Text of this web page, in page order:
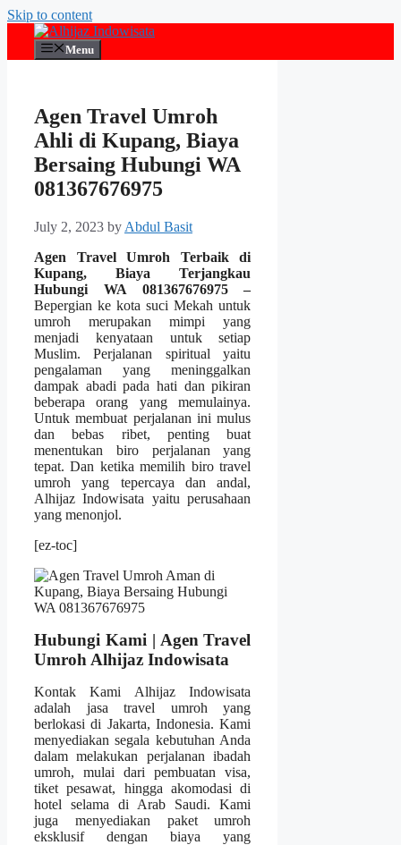
Skip to content
Menu
Agen Travel Umroh
Ahli di Kupang, Biaya
Bersaing Hubungi WA
081367676975
July 2, 2023 by Abdul Basit
Agen Travel Umroh Terbaik di
Kupang, Biaya Terjangkau
Hubungi WA 081367676975 –
Bepergian ke kota suci Mekah untuk
umroh merupakan mimpi yang
menjadi kenyataan untuk setiap
Muslim. Perjalanan spiritual yaitu
pengalaman yang meninggalkan
dampak abadi pada hati dan pikiran
beberapa orang yang memulainya.
Untuk membuat perjalanan ini mulus
dan bebas ribet, penting buat
menentukan biro perjalanan yang
tepat. Dan ketika memilih biro travel
umroh yang tepercaya dan andal,
Alhijaz Indowisata yaitu perusahaan
yang menonjol.
[ez-toc]
Hubungi Kami | Agen Travel
Umroh Alhijaz Indowisata
Kontak Kami Alhijaz Indowisata
adalah jasa travel umroh yang
berlokasi di Jakarta, Indonesia. Kami
menyediakan segala kebutuhan Anda
dalam melakukan perjalanan ibadah
umroh, mulai dari pembuatan visa,
tiket pesawat, hingga akomodasi di
hotel selama di Arab Saudi. Kami
juga menyediakan paket umroh
eksklusif dengan biaya yang